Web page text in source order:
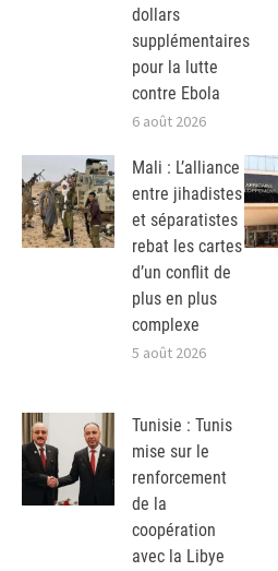
dollars
supplémentaires
pour la lutte
contre Ebola
6 août 2026
Mali : L’alliance
entre jihadistes
et séparatistes
rebat les cartes
d’un conflit de
plus en plus
complexe
5 août 2026
Tunisie : Tunis
mise sur le
renforcement
de la
coopération
avec la Libye